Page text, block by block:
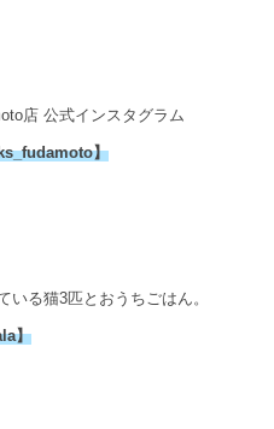
店 公式インスタグラム
】
る猫3匹とおうちごはん。
】